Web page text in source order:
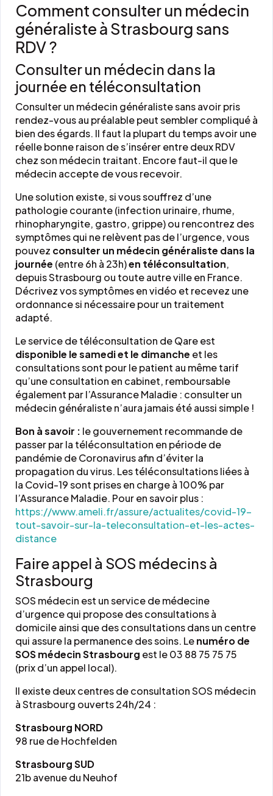
Comment consulter un médecin
généraliste à Strasbourg sans
RDV ?
Consulter un médecin dans la
journée en téléconsultation
Consulter un médecin généraliste sans avoir pris
rendez-vous au préalable peut sembler compliqué à
bien des égards. Il faut la plupart du temps avoir une
réelle bonne raison de s’insérer entre deux RDV
chez son médecin traitant. Encore faut-il que le
médecin accepte de vous recevoir.
Une solution existe, si vous souffrez d’une
pathologie courante (infection urinaire, rhume,
rhinopharyngite, gastro, grippe) ou rencontrez des
symptômes qui ne relèvent pas de l’urgence, vous
pouvez consulter un médecin généraliste dans la
journée (entre 6h à 23h)en téléconsultation,
depuis Strasbourg ou toute autre ville en France.
Décrivez vos symptômes en vidéo et recevez une
ordonnance si nécessaire pour un traitement
adapté.
Le service de téléconsultation de Qare est
disponible le samedi et le dimanche et les
consultations sont pour le patient au même tarif
qu’une consultation en cabinet, remboursable
également par l’Assurance Maladie : consulter un
médecin généraliste n’aura jamais été aussi simple !
Bon à savoir : le gouvernement recommande de
passer par la téléconsultation en période de
pandémie de Coronavirus afin d’éviter la
propagation du virus. Les téléconsultations liées à
la Covid-19 sont prises en charge à 100% par
l’Assurance Maladie. Pour en savoir plus :
https://www.ameli.fr/assure/actualites/covid-19-
tout-savoir-sur-la-teleconsultation-et-les-actes-
distance
Faire appel à SOS médecins à
Strasbourg
SOS médecin est un service de médecine
d’urgence qui propose des consultations à
domicile ainsi que des consultations dans un centre
qui assure la permanence des soins. Lenuméro de
SOS médecin Strasbourg est le 03 88 75 75 75
(prix d’un appel local).
Il existe deux centres de consultation SOS médecin
à Strasbourg ouverts 24h/24 :
Strasbourg NORD
98 rue de Hochfelden
Strasbourg SUD
21b avenue du Neuhof